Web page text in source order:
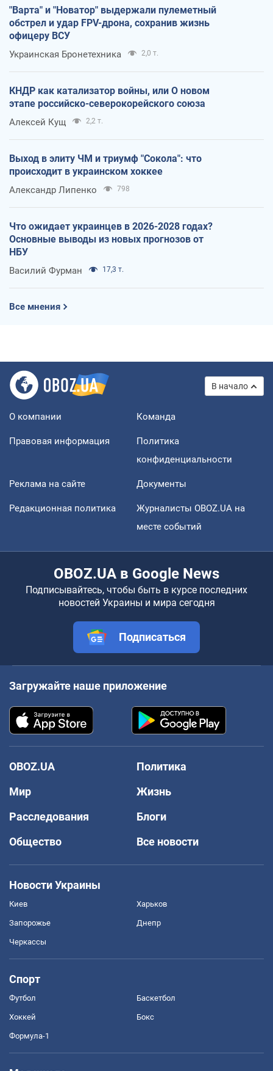
"Варта" и "Новатор" выдержали пулеметный
обстрел и удар FPV-дрона, сохранив жизнь
офицеру ВСУ
Украинская Бронетехника 2,0 т.
КНДР как катализатор войны, или О новом
этапе российско-северокорейского союза
Алексей Кущ 2,2 т.
Выход в элиту ЧМ и триумф "Сокола": что
происходит в украинском хоккее
Александр Липенко 798
Что ожидает украинцев в 2026-2028 годах?
Основные выводы из новых прогнозов от
НБУ
Василий Фурман 17,3 т.
Все мнения
В начало
О компании Команда
Правовая информация
Политика
конфиденциальности
Реклама на сайте Документы
Редакционная политика
Журналисты OBOZ.UA на
месте событий
OBOZ.UA в Google News
Подписывайтесь, чтобы быть в курсе последних
новостей Украины и мира сегодня
Подписаться
Загружайте наше приложение
OBOZ.UA
Политика
Мир
Жизнь
Расследования
Блоги
Общество
Все новости
Новости Украины
Киев Харьков
Запорожье Днепр
Черкассы
Спорт
Футбол Баскетбол
Хоккей Бокс
Формула-1